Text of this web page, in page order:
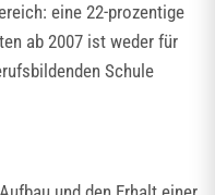
eine 22-prozentige
ab 2007 ist weder für
Schule